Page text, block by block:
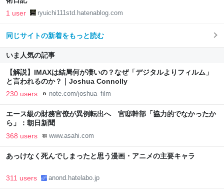
1 user ryuichi111std.hatenablog.com
同じサイトの新着をもっと読む
いま人気の記事
【解説】IMAXは結局何が凄いの？なぜ「デジタルよりフィルム」
と言われるのか？｜Joshua Connolly
230 users note.com/joshua_film
エース級の財務官僚が異例転出へ 官邸幹部「協力的でなかったか
ら」：朝日新聞
368 users www.asahi.com
あっけなく死んでしまったと思う漫画・アニメの主要キャラ
311 users anond.hatelabo.jp